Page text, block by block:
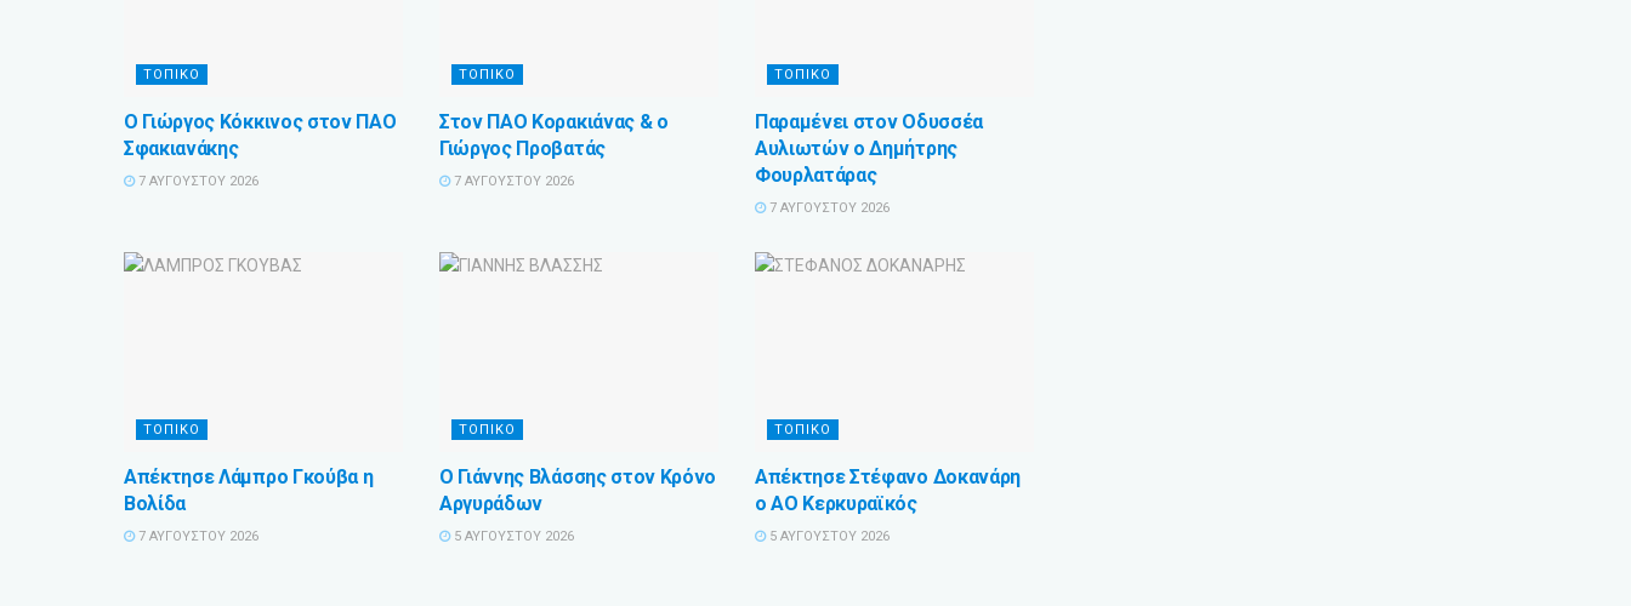
ΤΟΠΙΚΟ
Ο Γιώργος Κόκκινος στον ΠΑΟ
Σφακιανάκης
7 ΑΥΓΟΎΣΤΟΥ 2026
ΤΟΠΙΚΟ
Στον ΠΑΟ Κορακιάνας & ο
Γιώργος Προβατάς
7 ΑΥΓΟΎΣΤΟΥ 2026
ΤΟΠΙΚΟ
Παραμένει στον Οδυσσέα
Αυλιωτών ο Δημήτρης
Φουρλατάρας
7 ΑΥΓΟΎΣΤΟΥ 2026
ΤΟΠΙΚΟ
Απέκτησε Λάμπρο Γκούβα η
Βολίδα
7 ΑΥΓΟΎΣΤΟΥ 2026
ΤΟΠΙΚΟ
Ο Γιάννης Βλάσσης στον Κρόνο
Αργυράδων
5 ΑΥΓΟΎΣΤΟΥ 2026
ΤΟΠΙΚΟ
Απέκτησε Στέφανο Δοκανάρη
ο ΑΟ Κερκυραϊκός
5 ΑΥΓΟΎΣΤΟΥ 2026